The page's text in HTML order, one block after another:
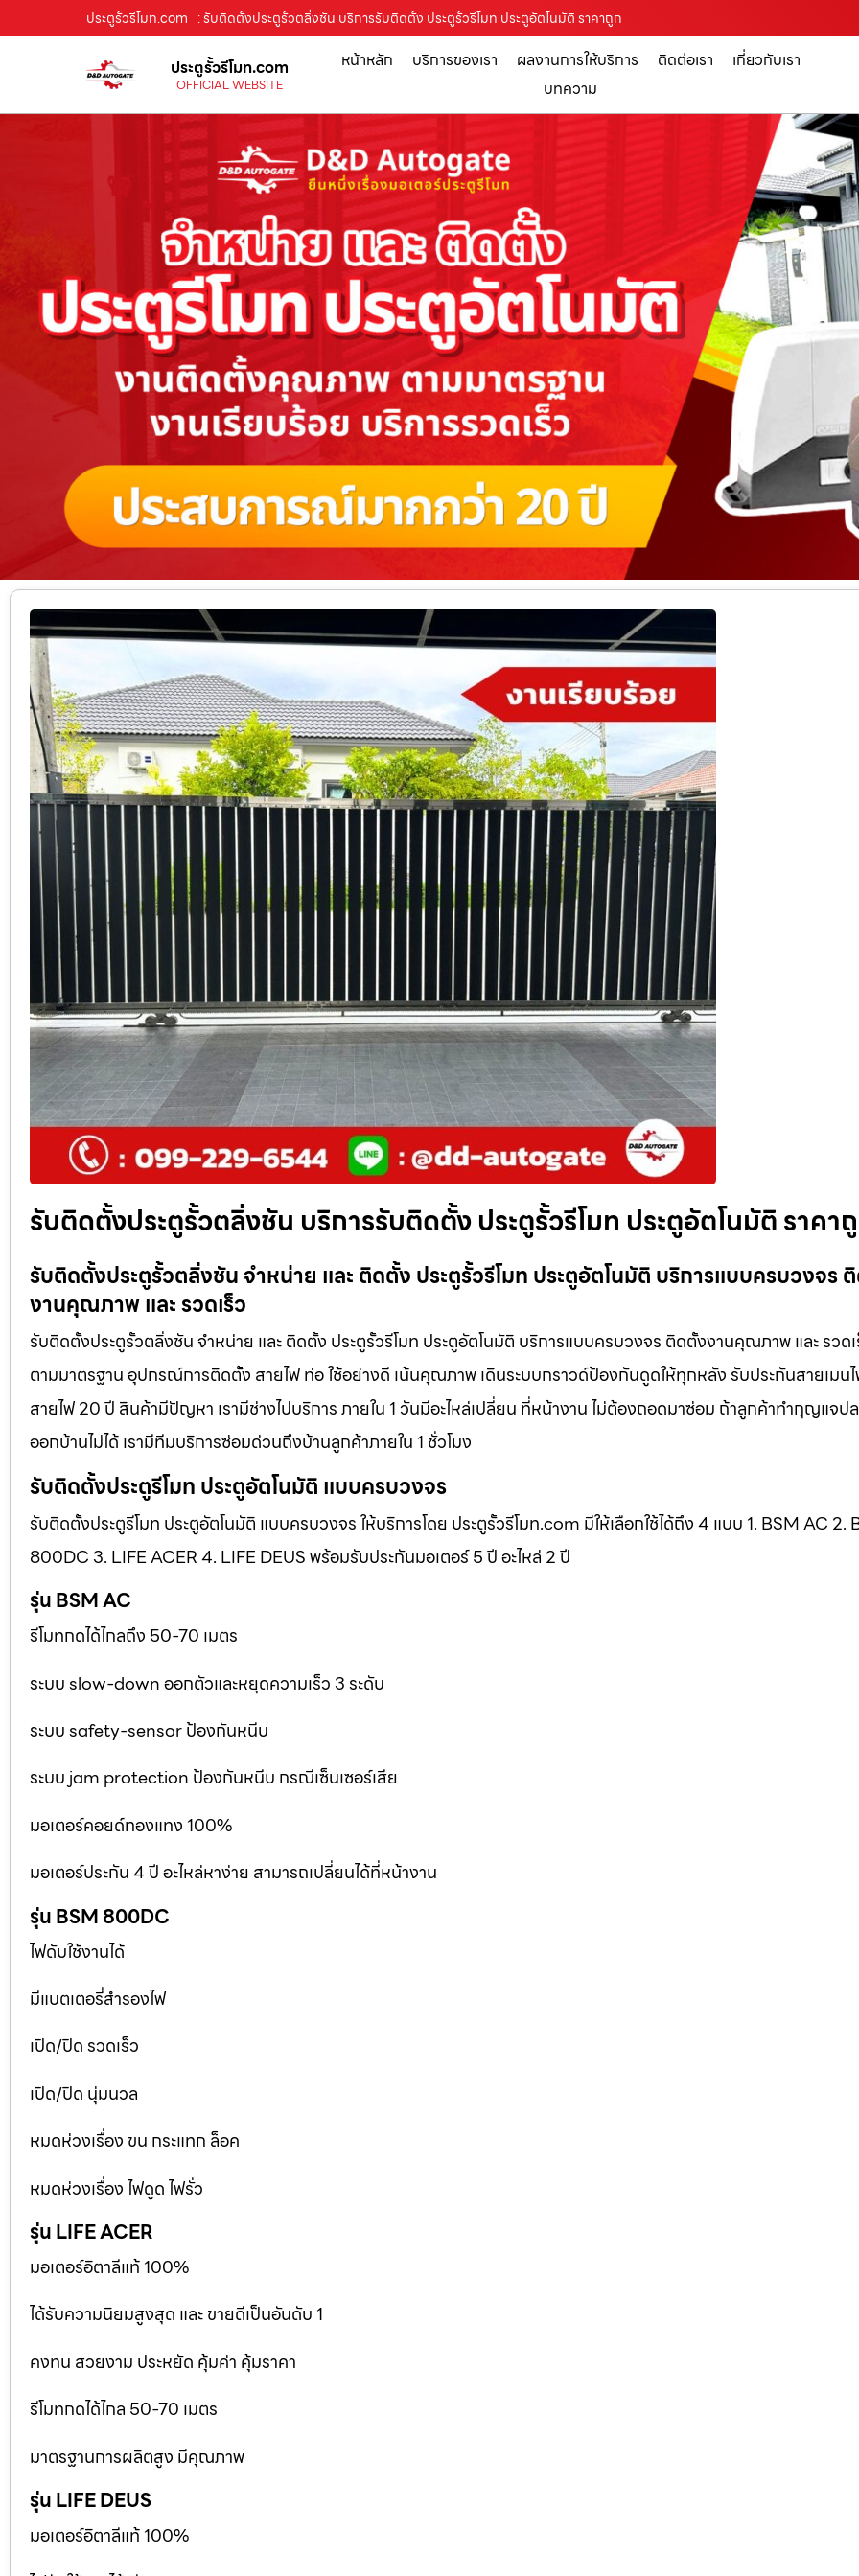
ประตูรั้วรีโมท.com : รับติดตั้งประตูรั้วตลิ่งชัน บริการรับติดตั้ง ประตูรั้วรีโมท ประตูอัตโนมัติ ราคาถูก
ประตูรั้วรีโมท.com
OFFICIAL WEBSITE
หน้าหลัก บริการของเรา ผลงานการให้บริการ ติดต่อเรา
เกี่ยวกับเรา
บทความ
รับติดตั้งประตูรั้วตลิ่งชัน บริการรับติดตั้ง ประตูรั้วรีโมท ประตูอัตโนมัติ ราคา
รับติดตั้งประตูรั้วตลิ่งชัน จำหน่าย และ ติดตั้ง ประตูรั้วรีโมท ประตูอัตโนมัติ บริการแบบครบวงจร
งานคุณภาพ และ รวดเร็ว
รับติดตั้งประตูรั้วตลิ่งชัน จำหน่าย และ ติดตั้ง ประตูรั้วรีโมท ประตูอัตโนมัติ บริการแบบครบวงจร ติดตั้งงานคุณภาพ และ รวด
ตามมาตรฐาน อุปกรณ์การติดตั้ง สายไฟ ท่อ ใช้อย่างดี เน้นคุณภาพ เดินระบบกราวด์ป้องกันดูดให้ทุกหลัง รับประกันสายเมนไ
สายไฟ 20 ปี สินค้ามีปัญหา เรามีช่างไปบริการ ภายใน 1 วันมีอะไหล่เปลี่ยน ที่หน้างาน ไม่ต้องถอดมาซ่อม ถ้าลูกค้าทำกุญแจป
ออกบ้านไม่ได้ เรามีทีมบริการซ่อมด่วนถึงบ้านลูกค้าภายใน 1 ชั่วโมง
รับติดตั้งประตูรีโมท ประตูอัตโนมัติ แบบครบวงจร
รับติดตั้งประตูรีโมท ประตูอัตโนมัติ แบบครบวงจร ให้บริการโดย ประตูรั้วรีโมท.com มีให้เลือกใช้ได้ถึง 4 แบบ 1. BSM AC 2.
800DC 3. LIFE ACER 4. LIFE DEUS พร้อมรับประกันมอเตอร์ 5 ปี อะไหล่ 2 ปี
รุ่น BSM AC
รีโมทกดได้ไกลถึง 50-70 เมตร
ระบบ slow-down ออกตัวและหยุดความเร็ว 3 ระดับ
ระบบ safety-sensor ป้องกันหนีบ
ระบบ jam protection ป้องกันหนีบ กรณีเซ็นเซอร์เสีย
มอเตอร์คอยด์ทองแทง 100%
มอเตอร์ประกัน 4 ปี อะไหล่หาง่าย สามารถเปลี่ยนได้ที่หน้างาน
รุ่น BSM 800DC
ไฟดับใช้งานได้
มีแบตเตอรี่สำรองไฟ
เปิด/ปิด รวดเร็ว
เปิด/ปิด นุ่มนวล
หมดห่วงเรื่อง ขน กระแทก ล็อค
หมดห่วงเรื่อง ไฟดูด ไฟรั่ว
รุ่น LIFE ACER
มอเตอร์อิตาลีแท้ 100%
ได้รับความนิยมสูงสุด และ ขายดีเป็นอันดับ 1
คงทน สวยงาม ประหยัด คุ้มค่า คุ้มราคา
รีโมทกดได้ไกล 50-70 เมตร
มาตรฐานการผลิตสูง มีคุณภาพ
รุ่น LIFE DEUS
มอเตอร์อิตาลีแท้ 100%